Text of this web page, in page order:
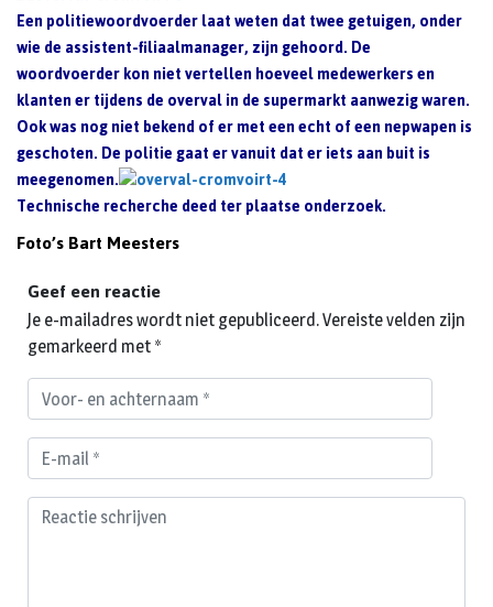
Een politiewoordvoerder laat weten dat twee getuigen, onder
wie de assistent-filiaalmanager, zijn gehoord. De
woordvoerder kon niet vertellen hoeveel medewerkers en
klanten er tijdens de overval in de supermarkt aanwezig waren.
Ook was nog niet bekend of er met een echt of een nepwapen is
geschoten. De politie gaat er vanuit dat er iets aan buit is
meegenomen.
Technische recherche deed ter plaatse onderzoek.
Foto’s Bart Meesters
Geef een reactie
Je e-mailadres wordt niet gepubliceerd.Vereiste velden zijn
gemarkeerd met *